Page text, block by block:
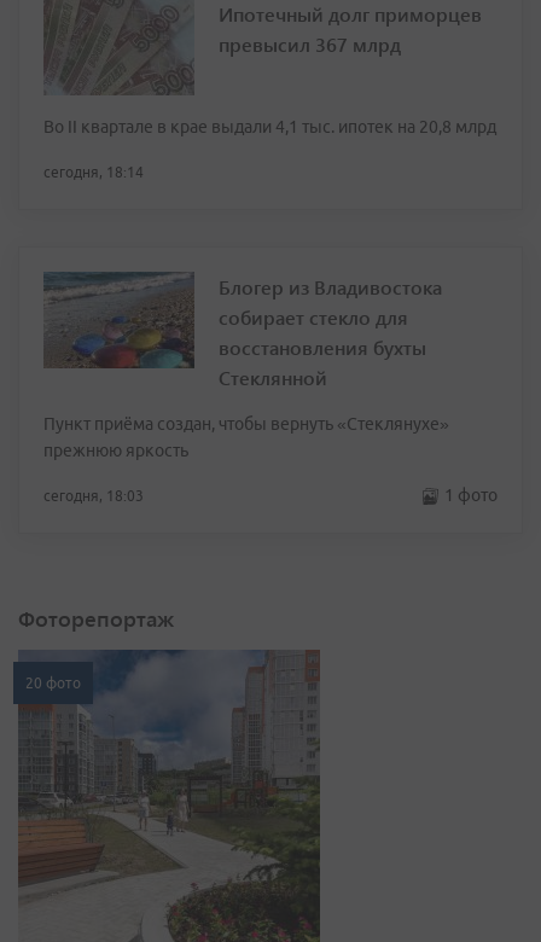
Ипотечный долг приморцев
превысил 367 млрд
Во II квартале в крае выдали 4,1 тыс. ипотек на 20,8 млрд
сегодня, 18:14
Блогер из Владивостока
собирает стекло для
восстановления бухты
Стеклянной
Пункт приёма создан, чтобы вернуть «Стеклянухе»
прежнюю яркость
сегодня, 18:03 1 фото
Фоторепортаж
20 фото